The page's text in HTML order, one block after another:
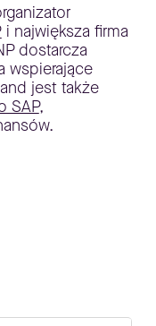
i największa firma
dostarcza
wspierające
jest także
SAP,